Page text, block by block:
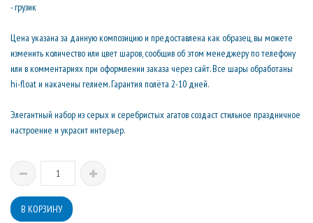
- грузик
Цена указана за данную композицию и предоставлена как образец, вы можете
изменить количество или цвет шаров, сообщив об этом менеджеру по телефону
или в комментариях при оформлении заказа через сайт. Все шары обработаны
hi-float и накачены гелием. Гарантия полёта 2-10 дней.
Элегантный набор из серых и серебристых агатов создаст стильное праздничное
настроение и украсит интерьер.